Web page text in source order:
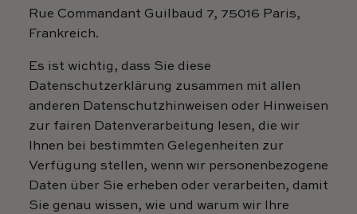
Rue Commandant Guilbaud 7, 75016 Paris,
Frankreich.
Es ist wichtig, dass Sie diese
Datenschutzerklärung zusammen mit allen
anderen Datenschutzhinweisen oder Hinweisen
zur fairen Datenverarbeitung lesen, die wir
Ihnen bei bestimmten Gelegenheiten zur
Verfügung stellen, wenn wir personenbezogene
Daten über Sie erheben oder verarbeiten, damit
Sie genau wissen, wie und warum wir Ihre